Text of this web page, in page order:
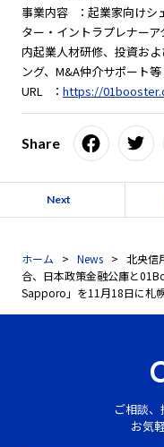
事業内容 ：起業家向けシ
ター・イントラプレナー
内起業人材研修、投資お
ング、M&A仲介サポート等
URL ： https://
Share
Next
ホーム News
北央信
合、日本政策金融公庫と
Sapporo」を11月18日に札
ご相談、
お気